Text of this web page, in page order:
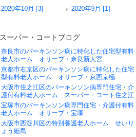
2020年10月 [3]
2020年9月 [1]
スーパー・コートブログ
奈良市のパーキンソン病に特化した住宅型有料
老人ホーム オリーブ・奈良新大宮
京都市右京区のパーキンソン病に特化した住宅
型有料老人ホーム オリーブ・京西京極
大阪市住之江区のパーキンソン病専門住宅・介
護付有料老人ホーム スーパー・コート住之江
宝塚市のパーキンソン病専門住宅・介護付有料
老人ホーム オリーブ・宝塚
大阪市西淀川区の特別養護老人ホーム せいり
ょう姫島